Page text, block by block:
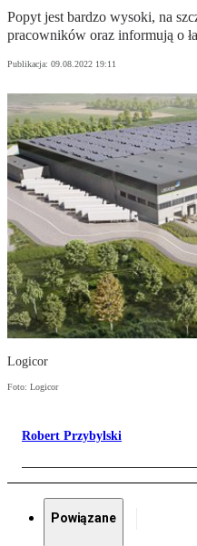
Popyt jest bardzo wysoki, na
pracowników oraz informują o
Publikacja: 09.08.2022 19:11
Logicor
Foto: Logicor
Robert Przybylski
Powiązane